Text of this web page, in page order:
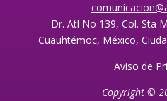
Dr. Atl No 139, Col. Sta
Cuauhtémoc, México,
Aviso de
Copyright ©